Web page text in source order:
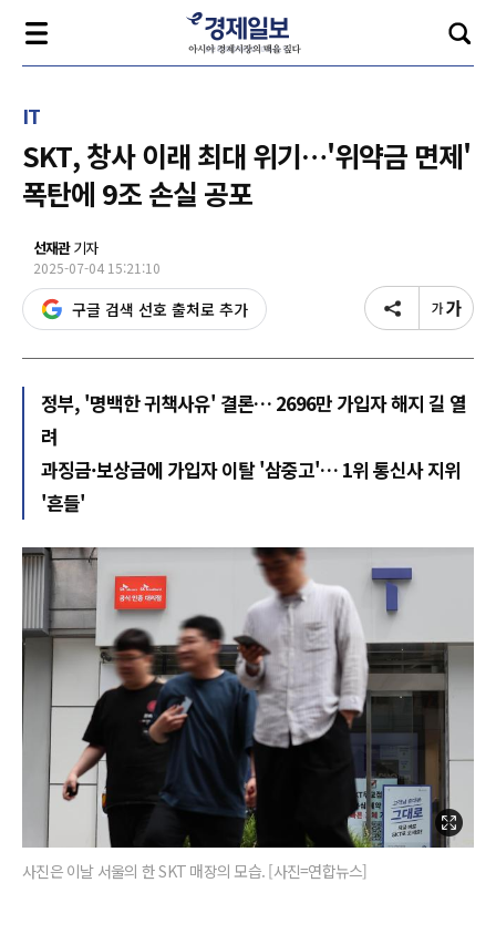
IT
SKT, 창사 이래 최대 위기…'위약금 면제'
폭탄에 9조 손실 공포
선재관기자
2025-07-04 15:21:10
구글 검색 선호 출처로 추가
정부, '명백한 귀책사유' 결론… 2696만 가입자 해지 길 열
려
과징금·보상금에 가입자 이탈 '삼중고'… 1위 통신사 지위
'흔들'
사진은 이날 서울의 한 SKT 매장의 모습. [사진=연합뉴스]